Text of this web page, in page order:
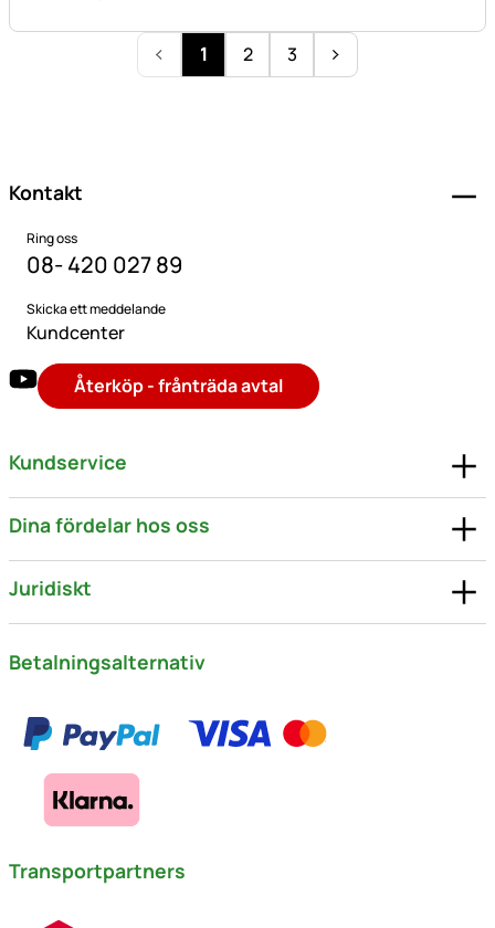
1 2 3
Kontakt
Ring oss
08- 420 027 89
Skicka ett meddelande
Kundcenter
Återköp - frånträda avtal
Kundservice
Dina fördelar hos oss
Juridiskt
Betalningsalternativ
Transportpartners